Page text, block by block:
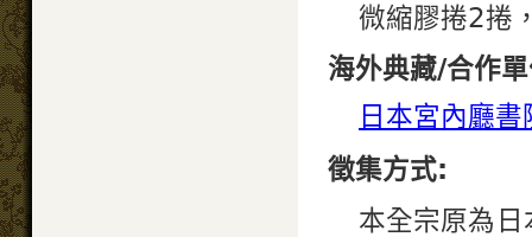
微縮膠捲2捲
海外典藏/合作
日本宮內廳書
徵集方式:
本全宗原為